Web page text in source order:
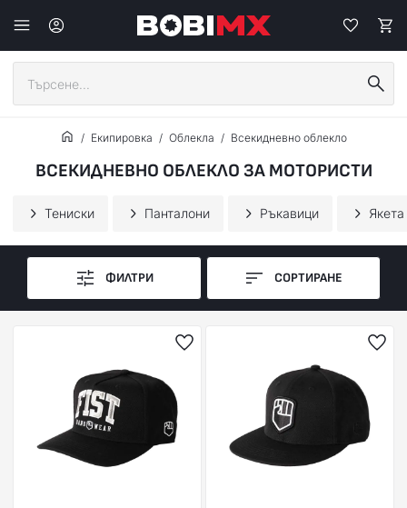
Екипировка Облекла Всекидневно облекло
ВСЕКИДНЕВНО ОБЛЕКЛО ЗА МОТОРИСТИ
Тениски Панталони Ръкавици Якета
ФИЛТРИ СОРТИРАНЕ